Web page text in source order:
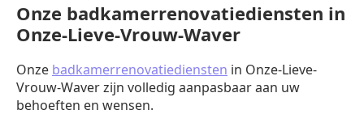
Onze badkamerrenovatiediensten in
Onze-Lieve-Vrouw-Waver
Onze badkamerrenovatiediensten in Onze-Lieve-
Vrouw-Waver zijn volledig aanpasbaar aan uw
behoeften en wensen.